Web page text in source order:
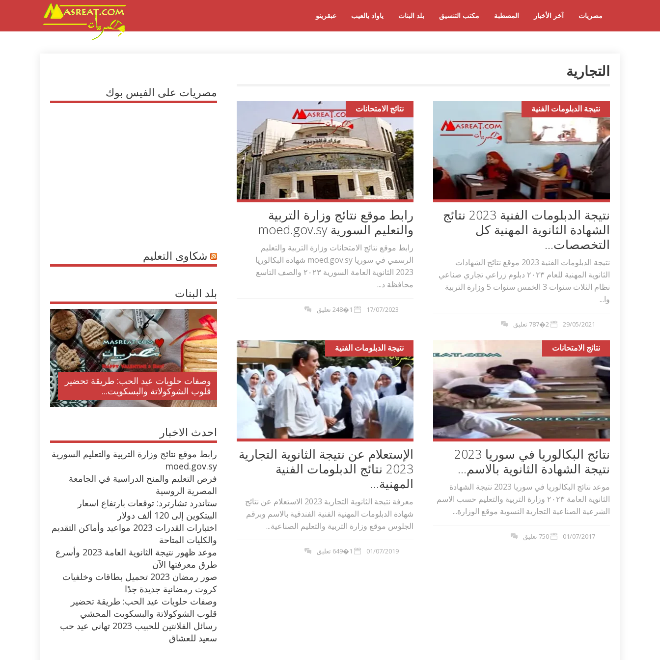
عبقرينو ياواد يالعيب بلد البنات مكتب التنسيق المصطبة آخر الأخبار مصريات
التجارية
نتائج الامتحانات
رابط موقع نتائج وزارة التربية
والتعليم السورية moed.gov.sy
رابط موقع نتائج الامتحانات وزارة التربية والتعليم
الرسمي في سوريا moed.gov.sy شهادة البكالوريا
2023 الثانوية العامة السورية ٢٠٢۳ والصف التاسع
محافظة د...
17/07/2023 1�248 تعليق
نتيجة الدبلومات الفنية
نتيجة الدبلومات الفنية 2023 نتائج
الشهادة الثانوية المهنية كل
التخصصات...
نتيجة الدبلومات الفنية 2023 موقع نتائج الشهادات
الثانوية المهنية للعام ٢٠٢۳ دبلوم زراعي تجاري صناعي
نظام الثلاث سنوات 3 الخمس سنوات 5 وزارة التربية
وا...
29/05/2021 2�787 تعليق
نتيجة الدبلومات الفنية
الإستعلام عن نتيجة الثانوية التجارية
2023 نتائج الدبلومات الفنية
المهنية...
معرفة نتيجة الثانوية التجارية 2023 الاستعلام عن نتائج
شهادة الدبلومات المهنية الفنية الفندقية بالاسم وبرقم
الجلوس موقع وزارة التربية والتعليم الصناعية...
01/07/2019 1�649 تعليق
نتائج الامتحانات
نتائج البكالوريا في سوريا 2023
نتيجة الشهادة الثانوية بالاسم...
موعد نتائج البكالوريا في سوريا 2023 نتيجة الشهادة
الثانوية العامة ٢٠٢۳ وزارة التربية والتعليم حسب الاسم
الشرعية الصناعية التجارية النسوية موقع الوزارة...
01/07/2017 750 تعليق
مصريات على الفيس بوك
شكاوى التعليم
بلد البنات
وصفات حلويات عيد الحب: طريقة تحضير
قلوب الشوكولاتة والبسكويت...
وصفات أكلات عيد راس السنة الميلادية
والميلاد المجيد الكريسما...
طريقة تحضير حلاوة المولد النبوي مع
وصفات بالفيديو والصور...
اكلات عيد الاضحى 2023 وصفات طبخ
احدث الاخبار
رابط موقع نتائج وزارة التربية والتعليم السورية
moed.gov.sy
فرص التعليم والمنح الدراسية في الجامعة
المصرية الروسية
ستاندرد تشارترد: توقعات بارتفاع اسعار
البيتكوين إلى 120 ألف دولار
اختبارات القدرات 2023 مواعيد وأماكن التقديم
والكليات المتاحة
موعد ظهور نتيجة الثانوية العامة 2023 وأسرع
طرق معرفتها الآن
صور رمضان 2023 تحميل بطاقات وخلفيات
كروت رمضانية جديدة جدًا
وصفات حلويات عيد الحب: طريقة تحضير
قلوب الشوكولاتة والبسكويت المحشي
رسائل الفلانتين للحبيب 2023 تهاني عيد حب
سعيد للعشاق